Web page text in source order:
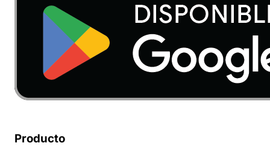
Producto